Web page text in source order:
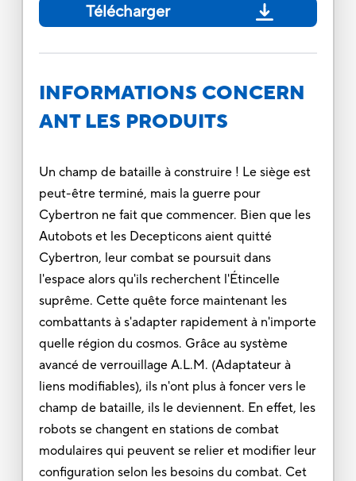
Télécharger
INFORMATIONS CONCERN
ANT LES PRODUITS
Un champ de bataille à construire ! Le siège est
peut-être terminé, mais la guerre pour
Cybertron ne fait que commencer. Bien que les
Autobots et les Decepticons aient quitté
Cybertron, leur combat se poursuit dans
l'espace alors qu'ils recherchent l'Étincelle
suprême. Cette quête force maintenant les
combattants à s'adapter rapidement à n'importe
quelle région du cosmos. Grâce au système
avancé de verrouillage A.L.M. (Adaptateur à
liens modifiables), ils n'ont plus à foncer vers le
champ de bataille, ils le deviennent. En effet, les
robots se changent en stations de combat
modulaires qui peuvent se relier et modifier leur
configuration selon les besoins du combat. Cet